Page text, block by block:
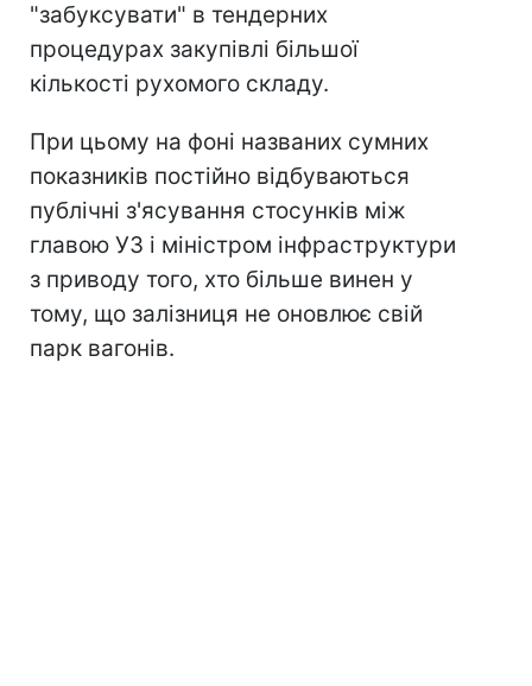
"забуксувати" в тендерних
процедурах закупівлі більшої
кількості рухомого складу.
При цьому на фоні названих сумних
показників постійно відбуваються
публічні з'ясування стосунків між
главою УЗ і міністром інфраструктури
з приводу того, хто більше винен у
тому, що залізниця не оновлює свій
парк вагонів.